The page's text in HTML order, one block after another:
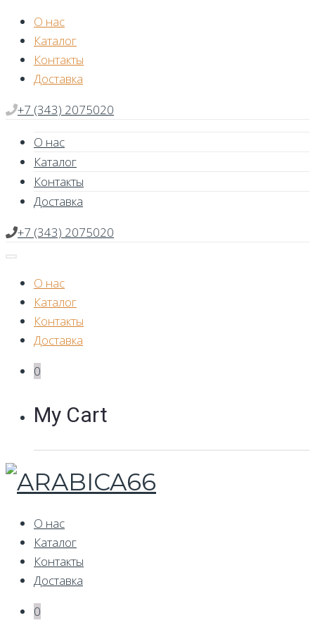
Skip
content
О нас
Каталог
Контакты
Доставка
+7 (343) 2075020
О нас
Каталог
Контакты
Доставка
+7 (343) 2075020
О нас
Каталог
Контакты
Доставка
0
My Cart
О нас
Каталог
Контакты
Доставка
0